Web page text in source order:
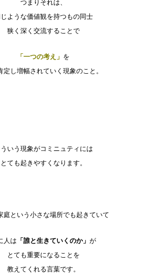
つまりそれは、
じような価値観を持つもの同士
狭く深く交流することで
「一つの考え」 を
定し増幅されていく現象のこと。
いう現象がコミニュティには
とても起きやすくなります。
庭という小さな場所でも起きていて
人は 「誰と生きていくのか」 が
とても重要になることを
教えてくれる言葉です。